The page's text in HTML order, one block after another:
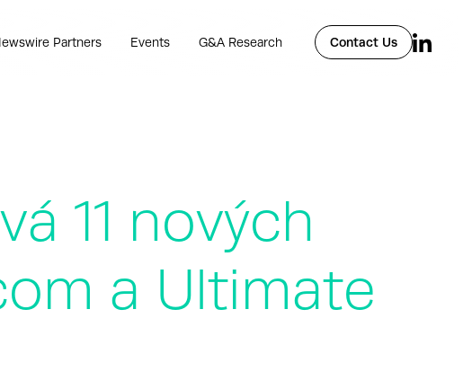
Partners Events G&A Research Contact Us
11 nových
a Ultimate